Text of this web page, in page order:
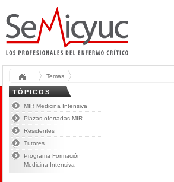
Temas
TÓPICOS
MIR Medicina Intensiva
Plazas ofertadas MIR
Residentes
Tutores
Programa Formación
Medicina Intensiva